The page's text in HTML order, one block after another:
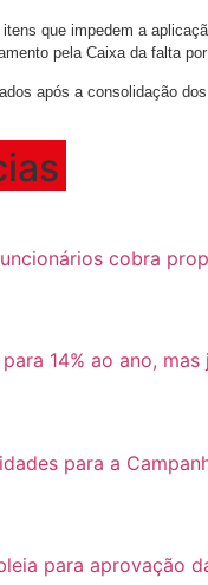
que impedem a
pela Caixa da falta
após a consolidação
cobra
14% ao ano,
para a
para aprovação